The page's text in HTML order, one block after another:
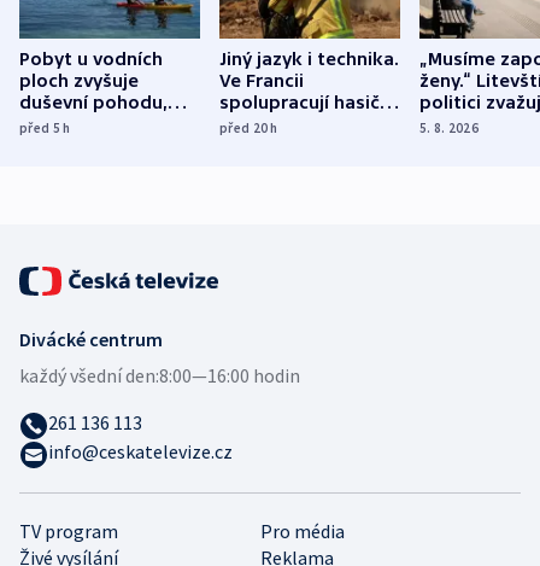
Pobyt u vodních
ploch zvyšuje
duševní pohodu,
ukázala
před 5h
Jiný jazyk i technika.
Ve Francii
spolupracují hasiči z
různých zemí
před 20h
„Musíme
ženy.“
politici
dohodu o
5. 8. 2026
TV program
Pro média
Živé vysílání
Reklama
Divácké centrum
každý všední den:8:00—16:00 hodin
261 136 113
info@ceskatelevize.cz